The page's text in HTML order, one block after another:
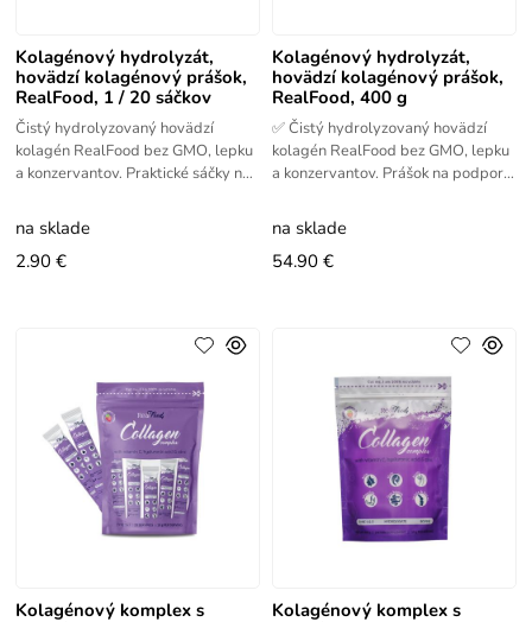
Kolagénový hydrolyzát,
hovädzí kolagénový prášok,
RealFood, 1 / 20 sáčkov
Čistý hydrolyzovaný hovädzí
kolagén RealFood bez GMO, lepku
a konzervantov. Praktické sáčky na
spojivových tkanív.
na sklade
2.90 €
Kolagénový hydrolyzát,
hovädzí kolagénový prášok,
RealFood, 400 g
✅ Čistý hydrolyzovaný hovädzí
kolagén RealFood bez GMO, lepku
a konzervantov. Prášok na podporu
spojivových tkanív.
na sklade
54.90 €
Kolagénový komplex s
Kolagénový komplex s